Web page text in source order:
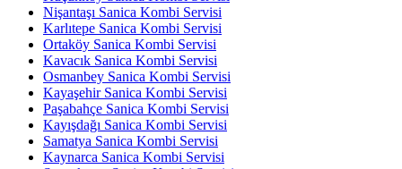
Nişantaşı Sanica Kombi Servisi
Karlıtepe Sanica Kombi Servisi
Ortaköy Sanica Kombi Servisi
Kavacık Sanica Kombi Servisi
Osmanbey Sanica Kombi Servisi
Kayaşehir Sanica Kombi Servisi
Paşabahçe Sanica Kombi Servisi
Kayışdağı Sanica Kombi Servisi
Samatya Sanica Kombi Servisi
Kaynarca Sanica Kombi Servisi